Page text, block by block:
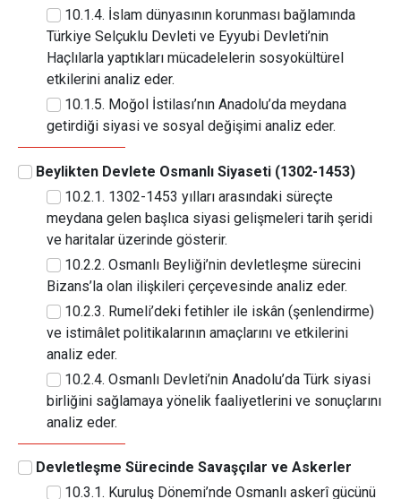
10.1.4. İslam dünyasının korunması bağlamında
Türkiye Selçuklu Devleti ve Eyyubi Devleti’nin
Haçlılarla yaptıkları mücadelelerin sosyokültürel
etkilerini analiz eder.
10.1.5. Moğol İstilası’nın Anadolu’da meydana
getirdiği siyasi ve sosyal değişimi analiz eder.
Beylikten Devlete Osmanlı Siyaseti (1302-1453)
10.2.1. 1302-1453 yılları arasındaki süreçte
meydana gelen başlıca siyasi gelişmeleri tarih şeridi
ve haritalar üzerinde gösterir.
10.2.2. Osmanlı Beyliği’nin devletleşme sürecini
Bizans’la olan ilişkileri çerçevesinde analiz eder.
10.2.3. Rumeli’deki fetihler ile iskân (şenlendirme)
ve istimâlet politikalarının amaçlarını ve etkilerini
analiz eder.
10.2.4. Osmanlı Devleti’nin Anadolu’da Türk siyasi
birliğini sağlamaya yönelik faaliyetlerini ve sonuçlarını
analiz eder.
Devletleşme Sürecinde Savaşçılar ve Askerler
10.3.1. Kuruluş Dönemi’nde Osmanlı askerî gücünü